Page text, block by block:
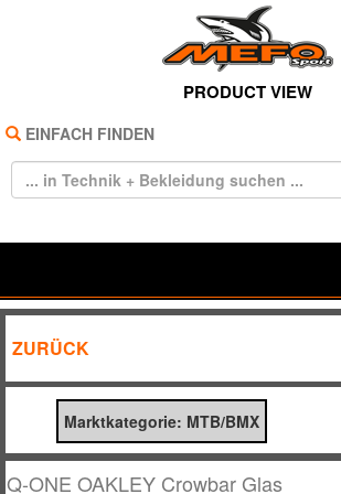
PRODUCT VIEW
EINFACH FINDEN
HOME
REIFEN
TECHNIK
BEKLEIDUNG
BAGS
BRILLEN
FREIZEIT
HANDSCHUHE
ZURÜCK
Marktkategorie: MTB/BMX
Q-ONE OAKLEY Crowbar Glas